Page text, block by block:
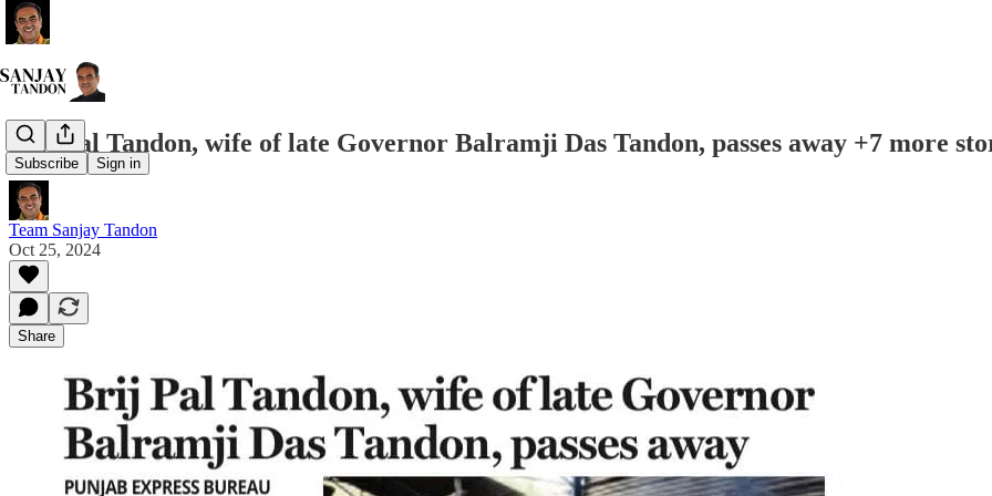
Subscribe Sign in
Brij Pal Tandon, wife of late Governor Balramji Das Tandon, passes away +7 more
Team Sanjay Tandon
Oct 25, 2024
Share